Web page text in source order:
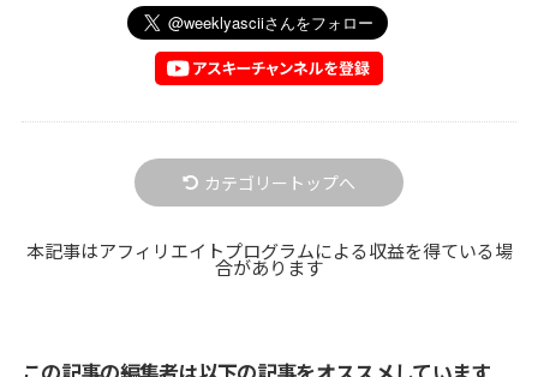
カテゴリートップへ
本記事はアフィリエイトプログラムによる収益を得ている場
合があります